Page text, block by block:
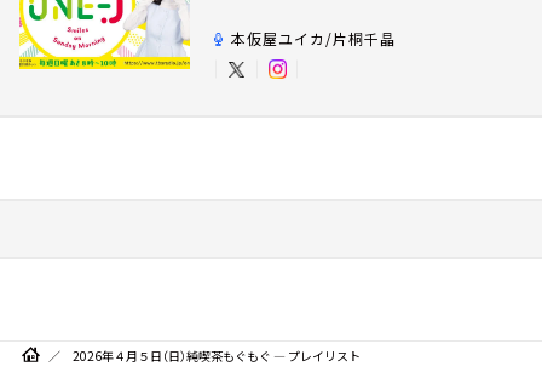
本仮屋ユイカ/片桐千晶
2026年４月５日（日）純喫茶もぐもぐ ― プレイリスト